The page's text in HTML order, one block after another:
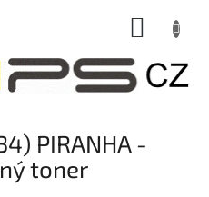
PIRANHA -
toner